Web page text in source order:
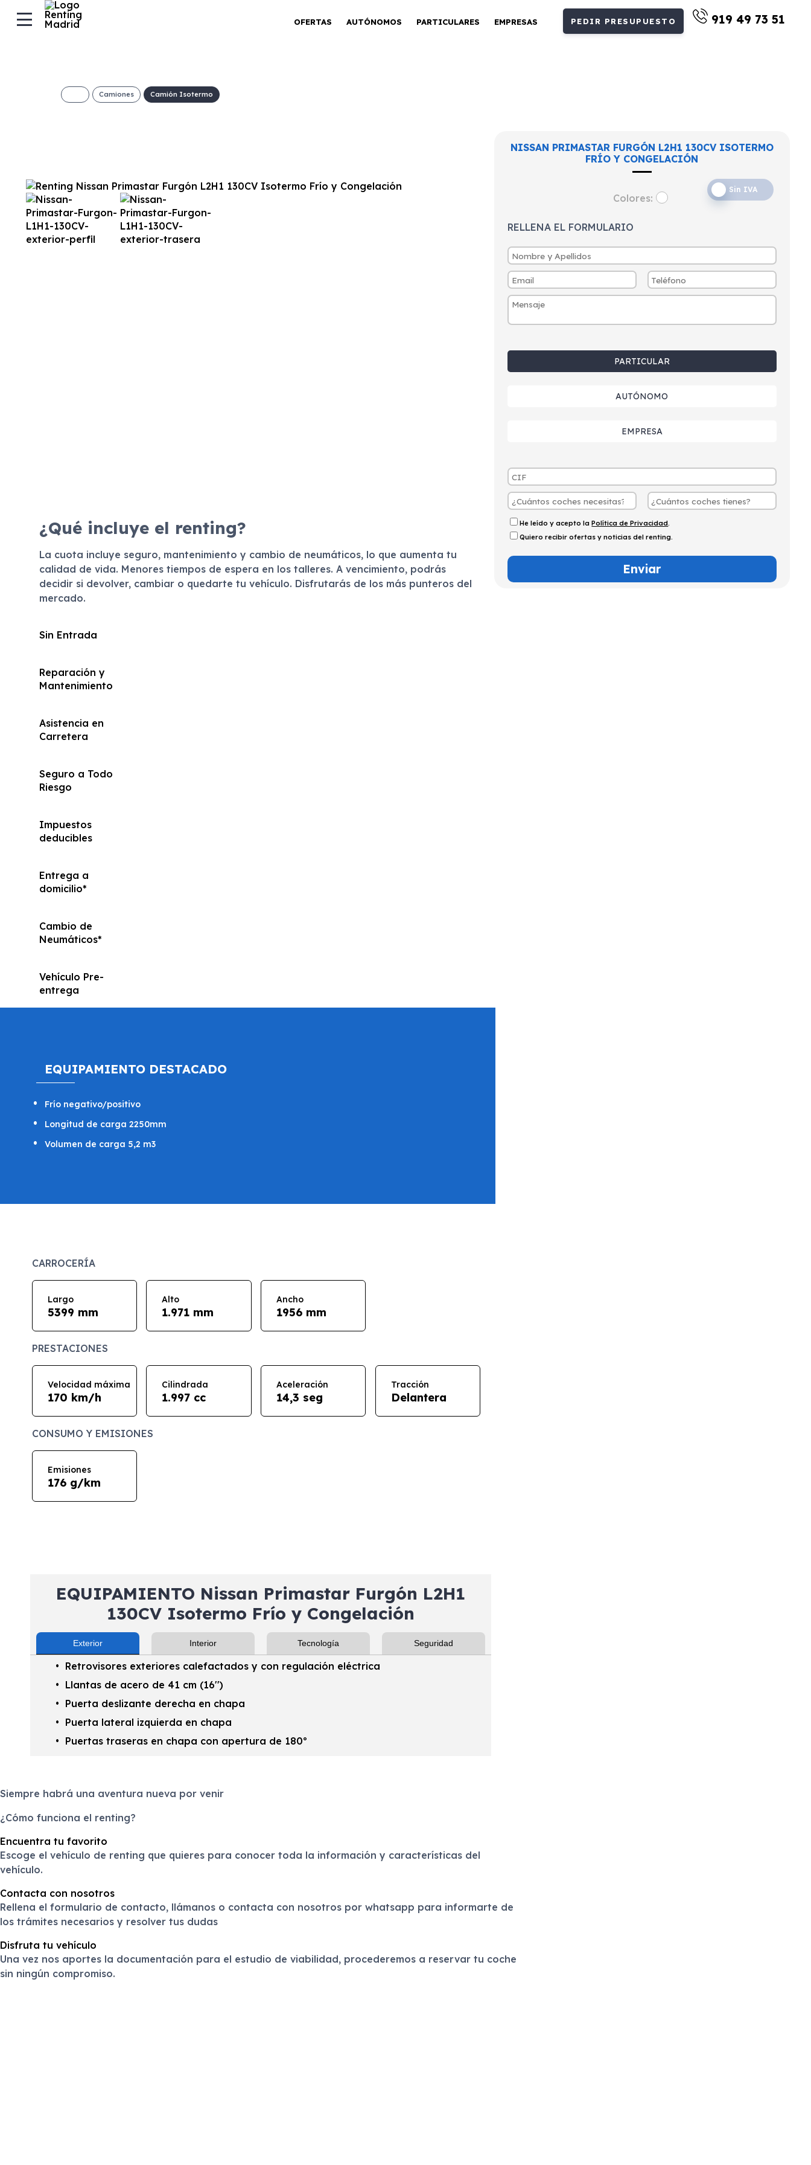
OFERTAS AUTÓNOMOS PARTICULARES EMPRESAS PEDIR PRESUPUESTO 919 49 73 51
Camiones Camión Isotermo
Congelación
Desde: €/Mes+ IVA
Consumo
6,7l/100km
¿Qué incluye el renting?
La cuota incluye seguro, mantenimiento y cambio de neumáticos, lo que aumenta tu
calidad de vida. Menores tiempos de espera en los talleres. A vencimiento, podrás
decidir si devolver, cambiar o quedarte tu vehículo. Disfrutarás de los más punteros del
mercado.
Sin Entrada
Reparación y
Mantenimiento
Asistencia en
Carretera
Seguro a Todo
Riesgo
Impuestos
deducibles
Entrega a
domicilio*
Cambio de
Neumáticos*
Vehículo Pre-
entrega
EQUIPAMIENTO DESTACADO
Frío negativo/positivo
Longitud de carga 2250mm
Volumen de carga 5,2 m3
CARROCERÍA
Largo
5399 mm
Alto
1.971 mm
Ancho
1956 mm
PRESTACIONES
Velocidad máxima
170 km/h
Cilindrada
1.997 cc
Aceleración
14,3 seg
Tracción
Delantera
CONSUMO Y EMISIONES
Emisiones
176 g/km
EQUIPAMIENTO Nissan Primastar Furgón L2H1
130CV Isotermo Frío y Congelación
Exterior Interior Tecnología Seguridad
Retrovisores exteriores calefactados y con regulación eléctrica
Llantas de acero de 41 cm (16'')
Puerta deslizante derecha en chapa
Puerta lateral izquierda en chapa
Puertas traseras en chapa con apertura de 180º
Siempre habrá una aventura nueva por venir
¿Cómo funciona el renting?
Encuentra tu favorito
Escoge el vehículo de renting que quieres para conocer toda la información y características del
vehículo.
Contacta con nosotros
Rellena el formulario de contacto, llámanos o contacta con nosotros por whatsapp para informarte de
los trámites necesarios y resolver tus dudas
Disfruta tu vehículo
Una vez nos aportes la documentación para el estudio de viabilidad, procederemos a reservar tu coche
sin ningún compromiso.
NISSAN PRIMASTAR FURGÓN L2H1 130CV ISOTERMO
FRÍO Y CONGELACIÓN
Sin IVA
Colores:
RELLENA EL FORMULARIO
PARTICULAR
AUTÓNOMO
EMPRESA
He leído y acepto laPolítica de Privacidad.
Quiero recibir ofertas y noticias del renting.